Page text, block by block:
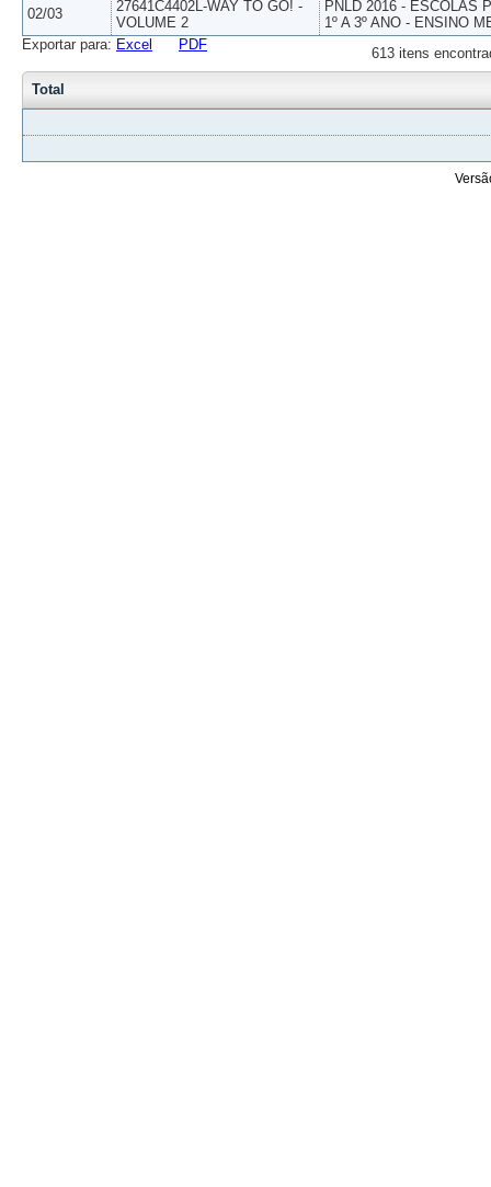
02/03
27641C4402L-WAY TO GO! -
VOLUME 2
PNLD 2016 - ESCOLAS
1º A 3º ANO - ENSINO
613 itens
Exportar para: Excel PDF
Total